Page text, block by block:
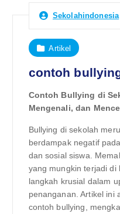
Sekolahindonesia
Artikel
contoh
Contoh Bullying di
Mengenali, dan
Bullying di sekolah
berdampak negatif
dan sosial siswa.
yang mungkin terjadi di
langkah krusial dalam
penanganan. Artikel ini
contoh bullying,